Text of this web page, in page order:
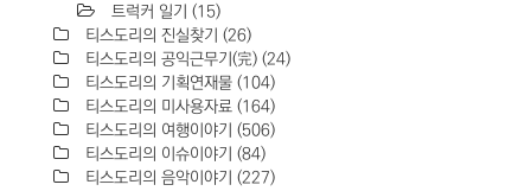
트럭커 일기 (15)
티스도리의 진실찾기 (26)
티스도리의 공익근무기(完) (24)
티스도리의 기획연재물 (104)
티스도리의 미사용자료 (164)
티스도리의 여행이야기 (506)
티스도리의 이슈이야기 (84)
티스도리의 음악이야기 (227)